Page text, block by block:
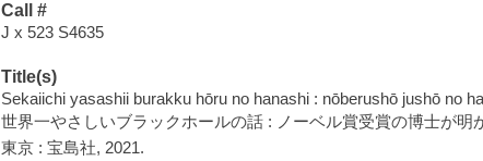
Call #
J x 523 S4635
Title(s)
Sekaiichi yasashii burakku hōru no hanashi : nōberushō jushō no
世界一やさしいブラックホールの話 : ノーベル賞受賞の博士が明
東京 : 宝島社, 2021.